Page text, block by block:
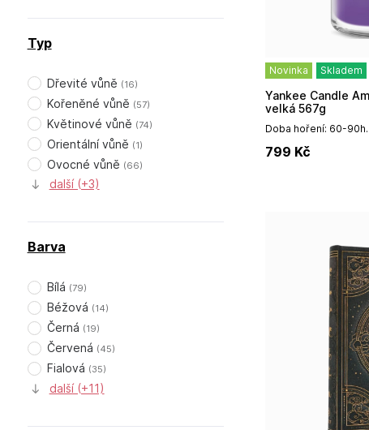
Novinka Skladem
Doba hoření: 60-
ostružin,
Yankee Candle Amethyst Moon, signature
velká 567g
799 Kč
Typ
Dřevité vůně (16)
Kořeněné vůně (57)
Květinové vůně (74)
Orientální vůně (1)
Ovocné vůně (66)
další (+3)
Barva
Bílá (79)
Béžová (14)
Černá (19)
Červená (45)
Fialová (35)
další (+11)